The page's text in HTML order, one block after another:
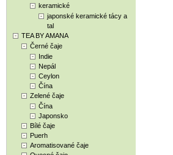
keramické
japonské keramické tácy a
tal
TEA BY AMANA
Černé čaje
Indie
Nepál
Ceylon
Čína
Zelené čaje
Čína
Japonsko
Bílé čaje
Puerh
Aromatisované čaje